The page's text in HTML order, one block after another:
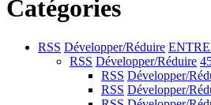
Catégories
RSS Développer/Réduire
RSS Développer/Réduire
RSS Développer/
RSS Développer/